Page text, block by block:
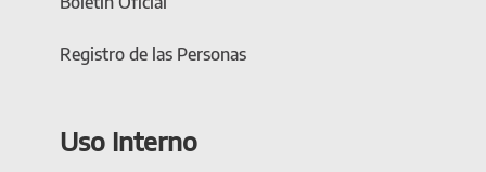
Registro de las Personas
Uso Interno